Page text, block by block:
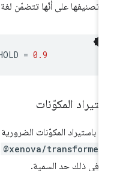
تصنيفها على أنّها تتضمّن لغة غير
=
المكوّنات
باستيراد المكوّنات الضرورية من
@xenova/
.
في ذلك حد السمية.